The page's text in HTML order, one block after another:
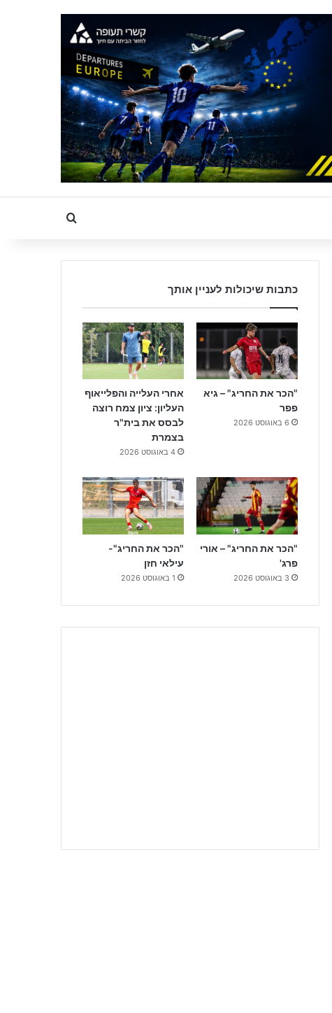
Search for
כתבות שיכולות לעניין אותך
"הכר את החריג" – גיא
פפר
6 באוגוסט 2026
אחרי העלייה והפלייאוף
העליון: ציון צמח רוצה
לבסס את בית"ר
בצמרת
4 באוגוסט 2026
"הכר את החריג" – אורי
פרג'
3 באוגוסט 2026
"הכר את החריג"-
עילאי חזן
1 באוגוסט 2026